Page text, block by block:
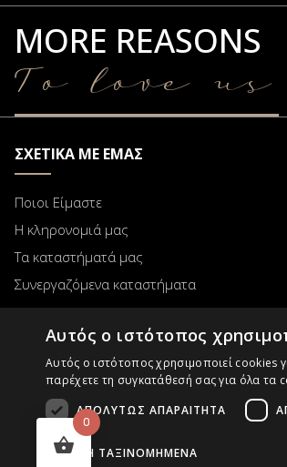
MORE REASONS
To love us
ΣΧΕΤΙΚΑ ΜΕ ΕΜΑΣ
Ποιοι Είμαστε
Η κληρονομιά μας
Τα καταστήματά μας
Συνεργαζόμενα καταστήματα
B2B Επαγγελματίες χωρίς
0
Αυτός ο ιστότοπος
Αυτός ο ιστότοπος χρησιμοποιεί cookies
παρέχετε τη συγκατάθεσή σας για όλα τα
ΑΠΟΛΎΤΩΣ ΑΠΑΡΑΊΤΗΤΑ
ΜΗ ΤΑΞΙΝΟΜΗΜΈΝΑ